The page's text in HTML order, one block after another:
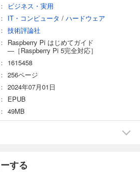
取得しよう
グしよう
試そう
んのプログラミング環境
ミングしよう
測ろう
きにLEDが光るようにしよう
う
ビジネス・実用
IT・コンピュータ / ハードウェア
技術評論社
Raspberry Pi はじめてガイド
―［Raspberry Pi 5完全対応］
1615458
256ページ
2024年07月01日
EPUB
49MB
する